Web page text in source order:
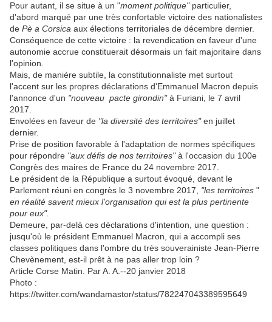
Pour autant, il se situe à un "moment politique"particulier,
d'abord marqué par une très confortable victoire des nationalistes
de Pè a Corsica aux élections territoriales de décembre dernier.
Conséquence de cette victoire : la revendication en faveur d'une
autonomie accrue constituerait désormais un fait majoritaire dans
l'opinion.
Mais, de manière subtile, la constitutionnaliste met surtout
l'accent sur les propres déclarations d'Emmanuel Macron depuis
l'annonce d'un "nouveau pacte girondin"à Furiani, le 7 avril
2017.
Envolées en faveur de "la diversité des territoires"en juillet
dernier.
Prise de position favorable à l'adaptation de normes spécifiques
pour répondre "aux défis de nos territoires"à l'occasion du 100e
Congrès des maires de France du 24 novembre 2017.
Le président de la République a surtout évoqué, devant le
Parlement réuni en congrès le 3 novembre 2017, "les territoires "
en réalité savent mieux l'organisation qui est la plus pertinente
pour eux".
Demeure, par-delà ces déclarations d'intention, une question :
jusqu'où le président Emmanuel Macron, qui a accompli ses
classes politiques dans l'ombre du très souverainiste Jean-Pierre
Chevènement, est-il prêt à ne pas aller trop loin ?
Article Corse Matin. Par A. A. --20 janvier 2018
Photo :
https://twitter.com/wandamastor/status/782247043389595649